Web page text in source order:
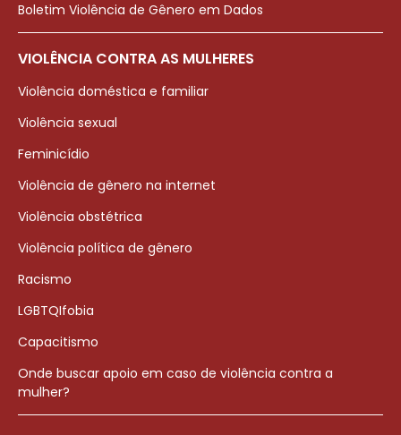
Boletim Violência de Gênero em Dados
VIOLÊNCIA CONTRA AS MULHERES
Violência doméstica e familiar
Violência sexual
Feminicídio
Violência de gênero na internet
Violência obstétrica
Violência política de gênero
Racismo
LGBTQIfobia
Capacitismo
Onde buscar apoio em caso de violência contra a
mulher?